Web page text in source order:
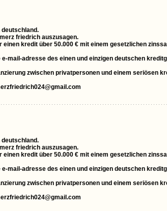
friedrich auszusagen.
kredit über 50.000 € mit einem gesetzlichen
mail-adresse des einen und einzigen deutschen
zwischen privatpersonen und einem seriösen
friedrich auszusagen.
kredit über 50.000 € mit einem gesetzlichen
mail-adresse des einen und einzigen deutschen
zwischen privatpersonen und einem seriösen